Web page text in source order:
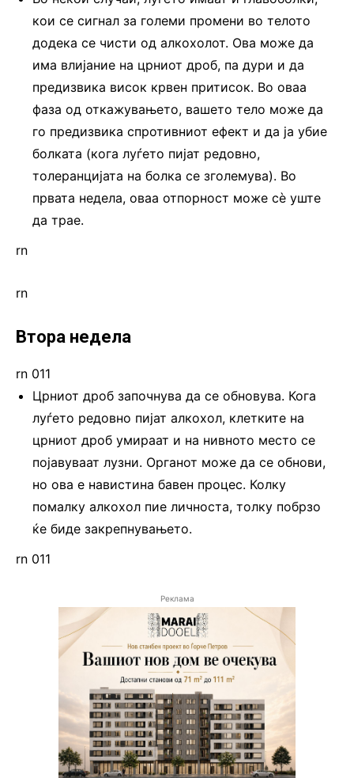
кои се сигнал за големи промени во телото
додека се чисти од алкохолот. Ова може да
има влијание на црниот дроб, па дури и да
предизвика висок крвен притисок. Во оваа
фаза од откажувањето, вашето тело може да
го предизвика спротивниот ефект и да ја убие
болката (кога луѓето пијат редовно,
толеранцијата на болка се зголемува). Во
првата недела, оваа отпорност може сè уште
да трае.
rn
rn
Втора недела
rn 011
Црниот дроб започнува да се обновува. Кога
луѓето редовно пијат алкохол, клетките на
црниот дроб умираат и на нивното место се
појавуваат лузни. Органот може да се обнови,
но ова е навистина бавен процес. Колку
помалку алкохол пие личноста, толку побрзо
ќе биде закрепнувањето.
rn 011
Реклама